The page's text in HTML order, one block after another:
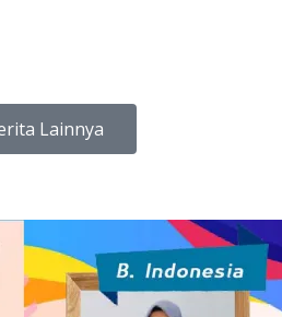
Lainnya